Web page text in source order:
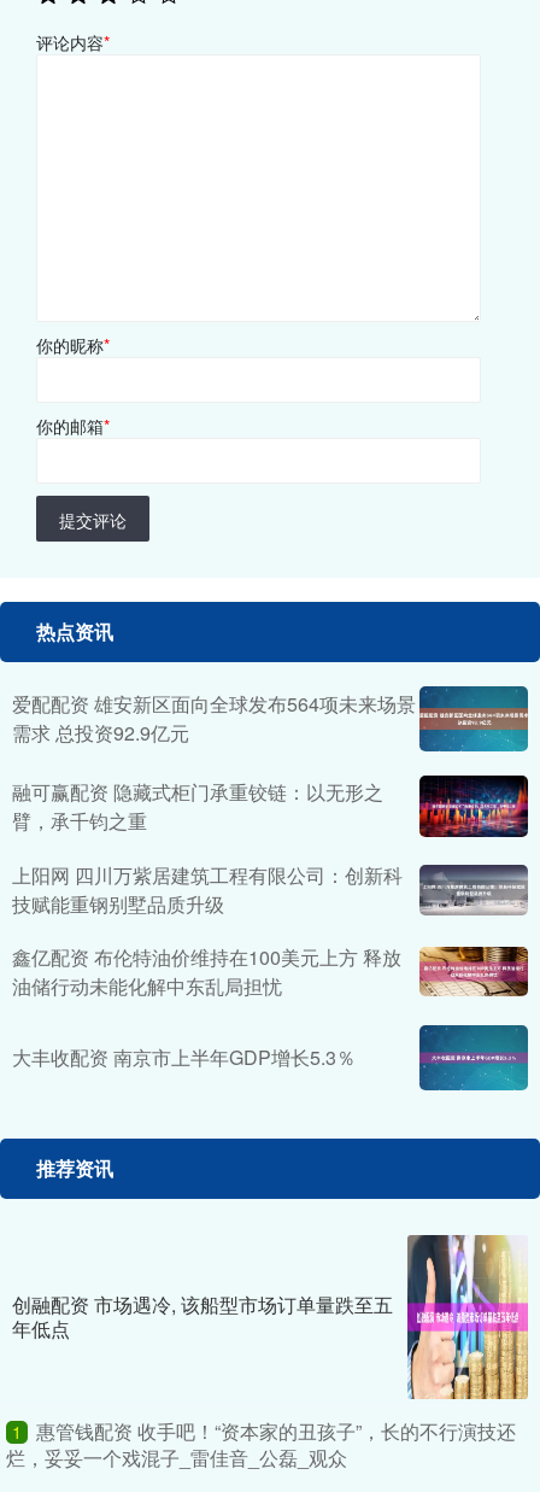
评论内容*
你的昵称*
你的邮箱*
提交评论
热点资讯
爱配配资 雄安新区面向全球发布564项未来场景
需求 总投资92.9亿元
融可赢配资 隐藏式柜门承重铰链：以无形之
臂，承千钧之重
上阳网 四川万紫居建筑工程有限公司：创新科
技赋能重钢别墅品质升级
鑫亿配资 布伦特油价维持在100美元上方 释放
油储行动未能化解中东乱局担忧
大丰收配资 南京市上半年GDP增长5.3％
推荐资讯
创融配资 市场遇冷, 该船型市场订单量跌至五
年低点
1
惠管钱配资 收手吧！“资本家的丑孩子”，长的不行演技还
烂，妥妥一个戏混子_雷佳音_公磊_观众